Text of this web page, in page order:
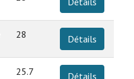
28 Détails
25.7 Détails